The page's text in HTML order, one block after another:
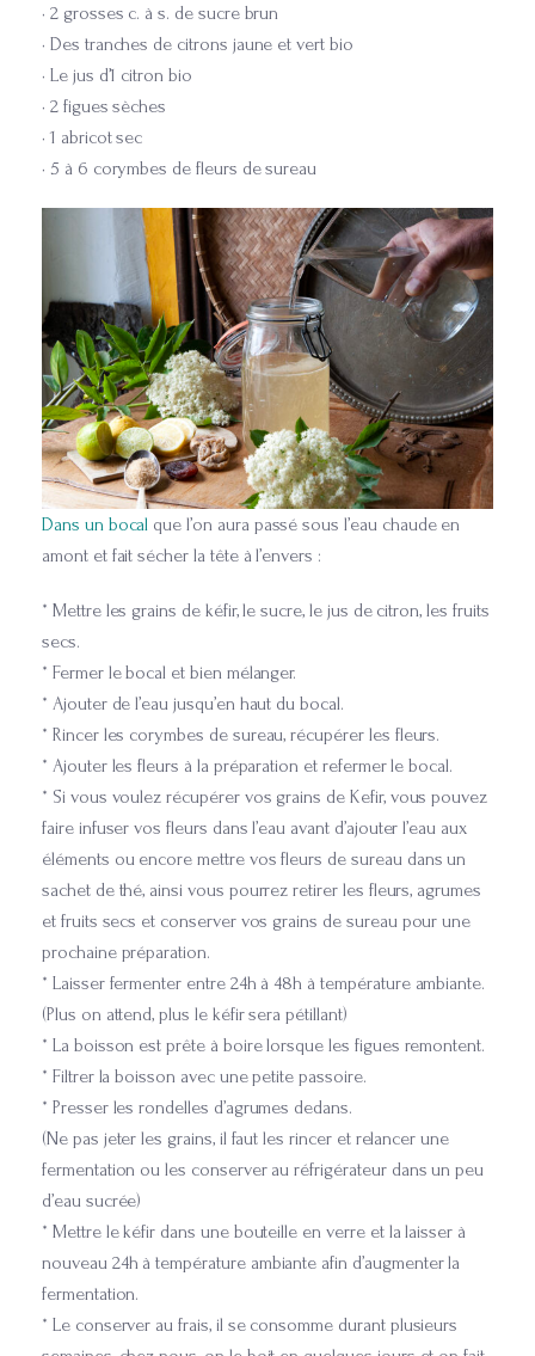
• 2 grosses c. à s. de sucre brun
• Des tranches de citrons jaune et vert bio
• Le jus d’1 citron bio
• 2 figues sèches
• 1 abricot sec
• 5 à 6 corymbes de fleurs de sureau
Dans un bocal que l’on aura passé sous l’eau chaude en
amont et fait sécher la tête à l’envers :
* Mettre les grains de kéfir, le sucre, le jus de citron, les fruits
secs.
* Fermer le bocal et bien mélanger.
* Ajouter de l’eau jusqu’en haut du bocal.
* Rincer les corymbes de sureau, récupérer les fleurs.
* Ajouter les fleurs à la préparation et refermer le bocal.
* Si vous voulez récupérer vos grains de Kefir, vous pouvez
faire infuser vos fleurs dans l’eau avant d’ajouter l’eau aux
éléments ou encore mettre vos fleurs de sureau dans un
sachet de thé, ainsi vous pourrez retirer les fleurs, agrumes
et fruits secs et conserver vos grains de sureau pour une
prochaine préparation.
* Laisser fermenter entre 24h à 48h à température ambiante.
(Plus on attend, plus le kéfir sera pétillant)
* La boisson est prête à boire lorsque les figues remontent.
* Filtrer la boisson avec une petite passoire.
* Presser les rondelles d’agrumes dedans.
(Ne pas jeter les grains, il faut les rincer et relancer une
fermentation ou les conserver au réfrigérateur dans un peu
d’eau sucrée)
* Mettre le kéfir dans une bouteille en verre et la laisser à
nouveau 24h à température ambiante afin d’augmenter la
fermentation.
* Le conserver au frais, il se consomme durant plusieurs